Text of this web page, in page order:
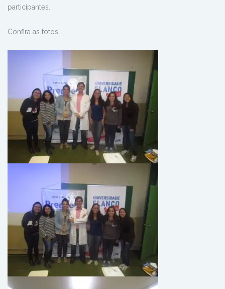
participantes.
Confira as fotos: